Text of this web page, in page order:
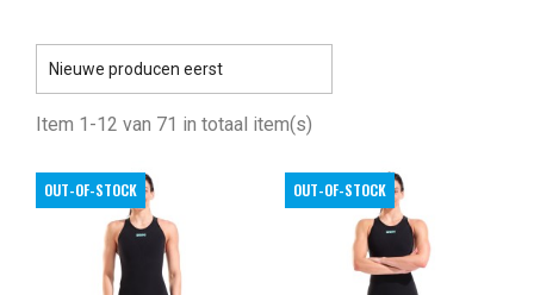
Nieuwe producen eerst
Item 1-12 van 71 in totaal item(s)
OUT-OF-STOCK OUT-OF-STOCK